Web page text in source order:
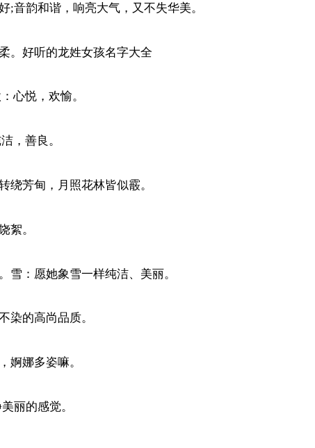
;音韵和谐，响亮大气，又不失华美。
。好听的龙姓女孩名字大全
心悦，欢愉。
，善良。
绕芳甸，月照花林皆似霰。
絮。
雪：愿她象雪一样纯洁、美丽。
染的高尚品质。
婀娜多姿嘛。
丽的感觉。